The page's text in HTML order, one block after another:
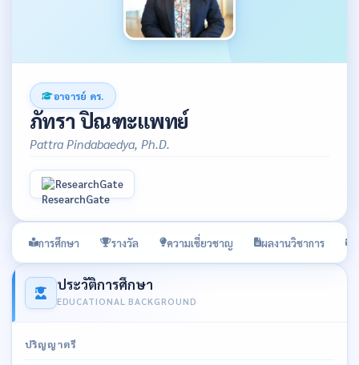
อาจารย์ ดร.
ภัทรา ปิณฑะแพทย์
Pattra Pindabaedya, Ph.D.
ResearchGate
การศึกษา รางวัล ความเชี่ยวชาญ ผลงานวิชาการ
ประวัติการศึกษา
EDUCATIONAL BACKGROUND
ปริญญาตรี